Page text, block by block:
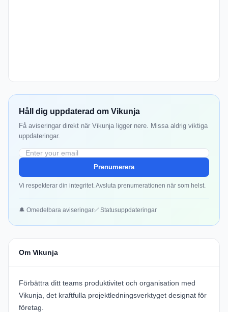
Håll dig uppdaterad om Vikunja
Få aviseringar direkt när Vikunja ligger nere. Missa aldrig viktiga
uppdateringar.
Prenumerera
Vi respekterar din integritet. Avsluta prenumerationen när som helst.
🔔 Omedelbara aviseringar✅ Statusuppdateringar
Om Vikunja
Förbättra ditt teams produktivitet och organisation med
Vikunja, det kraftfulla projektledningsverktyget designat för
företag.